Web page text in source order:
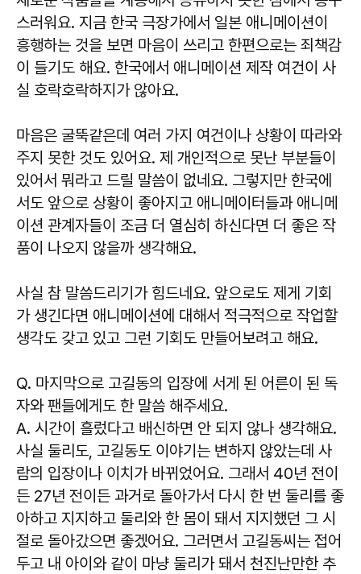
스러워요. 지금 한국 극장가에서 일본 애니메이션이
흥행하는 것을 보면 마음이 쓰리고 한편으로는 죄책감
이 들기도 해요. 한국에서 애니메이션 제작 여건이 사
실 호락호락하지가 않아요.
마음은 굴뚝같은데 여러 가지 여건이나 상황이 따라와
주지 못한 것도 있어요. 제 개인적으로 못난 부분들이
있어서 뭐라고 드릴 말씀이 없네요. 그렇지만 한국에
서도 앞으로 상황이 좋아지고 애니메이터들과 애니메
이션 관계자들이 조금 더 열심히 하신다면 더 좋은 작
품이 나오지 않을까 생각해요.
사실 참 말씀드리기가 힘드네요. 앞으로도 제게 기회
가 생긴다면 애니메이션에 대해서 적극적으로 작업할
생각도 갖고 있고 그런 기회도 만들어보려고 해요.
Q. 마지막으로 고길동의 입장에 서게 된 어른이 된 독
자와 팬들에게도 한 말씀 해주세요.
A. 시간이 흘렀다고 배신하면 안 되지 않나 생각해요.
사실 둘리도, 고길동도 이야기는 변하지 않았는데 사
람의 입장이나 이치가 바뀌었어요. 그래서 40년 전이
든 27년 전이든 과거로 돌아가서 다시 한 번 둘리를 좋
아하고 지지하고 둘리와 한 몸이 돼서 지지했던 그 시
절로 돌아갔으면 좋겠어요. 그러면서 고길동씨는 접어
두고 내 아이와 같이 마냥 둘리가 돼서 천진난만한 추